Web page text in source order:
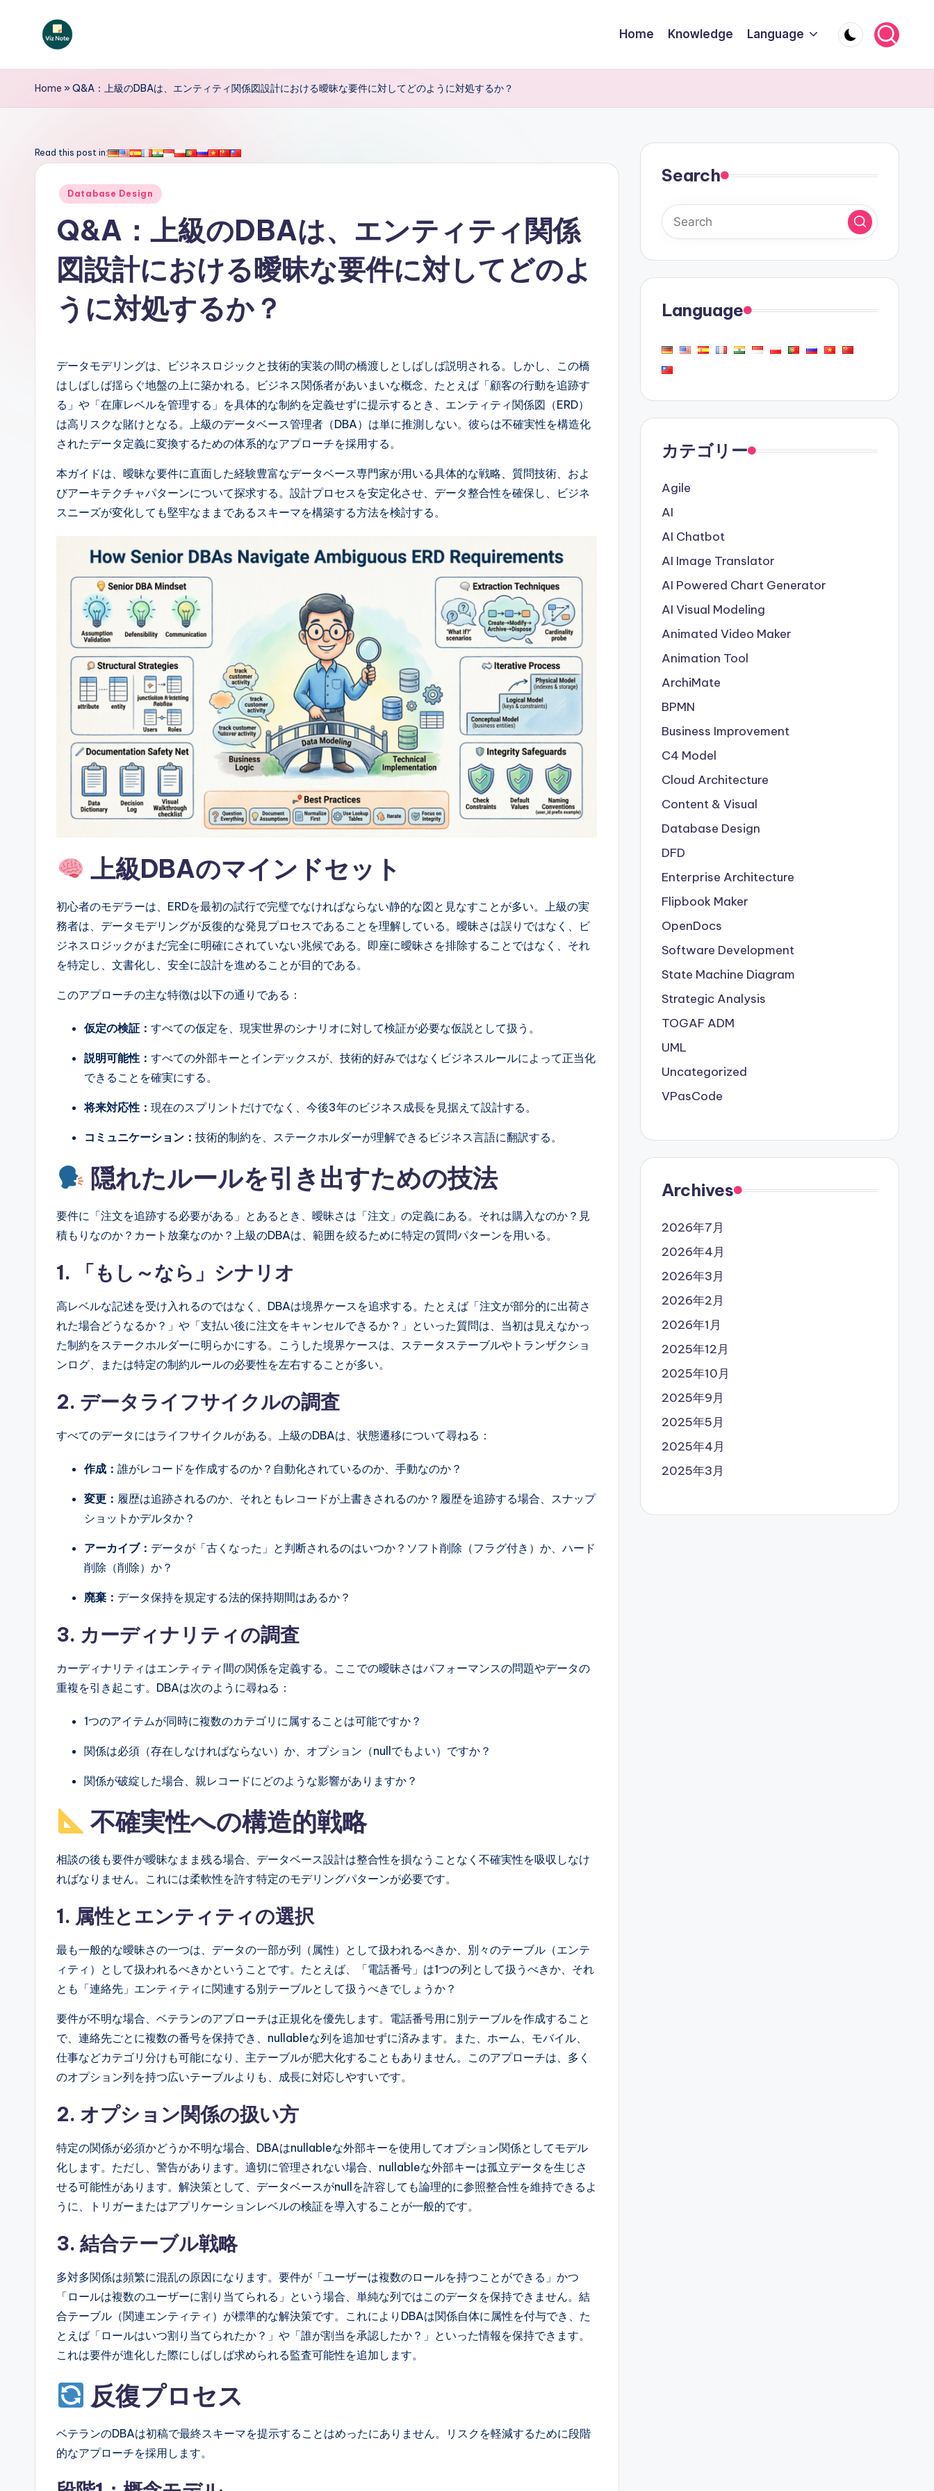
V
iz
o
A
Home Knowledge Language
Home »Q&A：上級のDBAは、エンティティ関係図設計における曖昧な要件に対してどのように対処するか？
Read this post in:
Posted
Database Design
Q&A：上級のDBAは、エンティティ関係
図設計における曖昧な要件に対してどのよ
うに対処するか？
データモデリングは、ビジネスロジックと技術的実装の間の橋渡しとしばしば説明される。しかし、この橋
はしばしば揺らぐ地盤の上に築かれる。ビジネス関係者があいまいな概念、たとえば「顧客の行動を追跡す
る」や「在庫レベルを管理する」を具体的な制約を定義せずに提示するとき、エンティティ関係図（ERD）
は高リスクな賭けとなる。上級のデータベース管理者（DBA）は単に推測しない。彼らは不確実性を構造化
されたデータ定義に変換するための体系的なアプローチを採用する。
本ガイドは、曖昧な要件に直面した経験豊富なデータベース専門家が用いる具体的な戦略、質問技術、およ
びアーキテクチャパターンについて探求する。設計プロセスを安定化させ、データ整合性を確保し、ビジネ
スニーズが変化しても堅牢なままであるスキーマを構築する方法を検討する。
上級DBAのマインドセット
初心者のモデラーは、ERDを最初の試行で完璧でなければならない静的な図と見なすことが多い。上級の実
務者は、データモデリングが反復的な発見プロセスであることを理解している。曖昧さは誤りではなく、ビ
ジネスロジックがまだ完全に明確にされていない兆候である。即座に曖昧さを排除することではなく、それ
を特定し、文書化し、安全に設計を進めることが目的である。
このアプローチの主な特徴は以下の通りである：
仮定の検証： すべての仮定を、現実世界のシナリオに対して検証が必要な仮説として扱う。
説明可能性： すべての外部キーとインデックスが、技術的好みではなくビジネスルールによって正当化
できることを確実にする。
将来対応性： 現在のスプリントだけでなく、今後3年のビジネス成長を見据えて設計する。
コミュニケーション： 技術的制約を、ステークホルダーが理解できるビジネス言語に翻訳する。
隠れたルールを引き出すための技法
要件に「注文を追跡する必要がある」とあるとき、曖昧さは「注文」の定義にある。それは購入なのか？見
積もりなのか？カート放棄なのか？上級のDBAは、範囲を絞るために特定の質問パターンを用いる。
1. 「もし～なら」シナリオ
高レベルな記述を受け入れるのではなく、DBAは境界ケースを追求する。たとえば「注文が部分的に出荷さ
れた場合どうなるか？」や「支払い後に注文をキャンセルできるか？」といった質問は、当初は見えなかっ
た制約をステークホルダーに明らかにする。こうした境界ケースは、ステータステーブルやトランザクショ
ンログ、または特定の制約ルールの必要性を左右することが多い。
2. データライフサイクルの調査
すべてのデータにはライフサイクルがある。上級のDBAは、状態遷移について尋ねる：
作成： 誰がレコードを作成するのか？自動化されているのか、手動なのか？
変更： 履歴は追跡されるのか、それともレコードが上書きされるのか？履歴を追跡する場合、スナップ
ショットかデルタか？
アーカイブ： データが「古くなった」と判断されるのはいつか？ソフト削除（フラグ付き）か、ハード
削除（削除）か？
廃棄： データ保持を規定する法的保持期間はあるか？
3. カーディナリティの調査
カーディナリティはエンティティ間の関係を定義する。ここでの曖昧さはパフォーマンスの問題やデータの
重複を引き起こす。DBAは次のように尋ねる：
1つのアイテムが同時に複数のカテゴリに属することは可能ですか？
関係は必須（存在しなければならない）か、オプション（nullでもよい）ですか？
関係が破綻した場合、親レコードにどのような影響がありますか？
不確実性への構造的戦略
相談の後も要件が曖昧なまま残る場合、データベース設計は整合性を損なうことなく不確実性を吸収しなけ
ればなりません。これには柔軟性を許す特定のモデリングパターンが必要です。
1. 属性とエンティティの選択
最も一般的な曖昧さの一つは、データの一部が列（属性）として扱われるべきか、別々のテーブル（エンテ
ィティ）として扱われるべきかということです。たとえば、「電話番号」は1つの列として扱うべきか、それ
とも「連絡先」エンティティに関連する別テーブルとして扱うべきでしょうか？
要件が不明な場合、ベテランのアプローチは正規化を優先します。電話番号用に別テーブルを作成すること
で、連絡先ごとに複数の番号を保持でき、nullableな列を追加せずに済みます。また、ホーム、モバイル、
仕事などカテゴリ分けも可能になり、主テーブルが肥大化することもありません。このアプローチは、多く
のオプション列を持つ広いテーブルよりも、成長に対応しやすいです。
2. オプション関係の扱い方
特定の関係が必須かどうか不明な場合、DBAはnullableな外部キーを使用してオプション関係としてモデル
化します。ただし、警告があります。適切に管理されない場合、nullableな外部キーは孤立データを生じさ
せる可能性があります。解決策として、データベースがnullを許容しても論理的に参照整合性を維持できるよ
うに、トリガーまたはアプリケーションレベルの検証を導入することが一般的です。
3. 結合テーブル戦略
多対多関係は頻繁に混乱の原因になります。要件が「ユーザーは複数のロールを持つことができる」かつ
「ロールは複数のユーザーに割り当てられる」という場合、単純な列ではこのデータを保持できません。結
合テーブル（関連エンティティ）が標準的な解決策です。これによりDBAは関係自体に属性を付与でき、た
とえば「ロールはいつ割り当てられたか？」や「誰が割当を承認したか？」といった情報を保持できます。
これは要件が進化した際にしばしば求められる監査可能性を追加します。
反復プロセス
ベテランのDBAは初稿で最終スキーマを提示することはめったにありません。リスクを軽減するために段階
的なアプローチを採用します。
Search
Language
カテゴリー
Agile
AI
AI Chatbot
AI Image Translator
AI Powered Chart Generator
AI Visual Modeling
Animated Video Maker
Animation Tool
ArchiMate
BPMN
Business Improvement
C4 Model
Cloud Architecture
Content & Visual
Database Design
DFD
Enterprise Architecture
Flipbook Maker
OpenDocs
Software Development
State Machine Diagram
Strategic Analysis
TOGAF ADM
UML
Uncategorized
VPasCode
Archives
2026年7月
2026年4月
2026年3月
2026年2月
2026年1月
2025年12月
2025年10月
2025年9月
2025年5月
2025年4月
2025年3月